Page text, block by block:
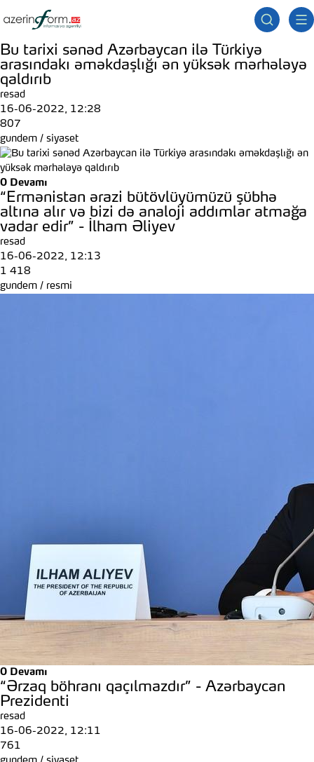
Bu tarixi sənəd Azərbaycan ilə Türkiyə
arasındakı əməkdaşlığı ən yüksək mərhələyə
qaldırıb
resad
16-06-2022, 12:28
807
gundem / siyaset
0 Devamı
“Ermənistan ərazi bütövlüyümüzü şübhə
altına alır və bizi də analoji addımlar atmağa
vadar edir” - İlham Əliyev
resad
16-06-2022, 12:13
1 418
gundem / resmi
0 Devamı
“Ərzaq böhranı qaçılmazdır” - Azərbaycan
Prezidenti
resad
16-06-2022, 12:11
761